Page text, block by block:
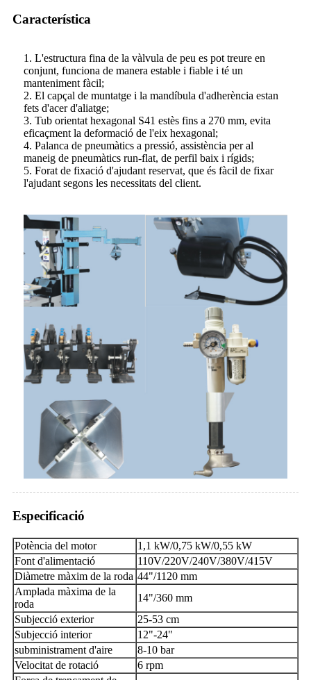
Característica
1. L'estructura fina de la vàlvula de peu es pot treure en
conjunt, funciona de manera estable i fiable i té un
manteniment fàcil;
2. El capçal de muntatge i la mandíbula d'adherència estan
fets d'acer d'aliatge;
3. Tub orientat hexagonal S41 estès fins a 270 mm, evita
eficaçment la deformació de l'eix hexagonal;
4. Palanca de pneumàtics a pressió, assistència per al
maneig de pneumàtics run-flat, de perfil baix i rígids;
5. Forat de fixació d'ajudant reservat, que és fàcil de fixar
l'ajudant segons les necessitats del client.
Especificació
Potència del motor
1,1 kW/0,75 kW/0,55 kW
Font d'alimentació
110V/220V/240V/380V/415V
Diàmetre màxim de la roda 44"/1120 mm
Amplada màxima de la
roda
14"/360 mm
Subjecció exterior
25-53 cm
Subjecció interior
12"-24"
subministrament d'aire
8-10 bar
Velocitat de rotació
6 rpm